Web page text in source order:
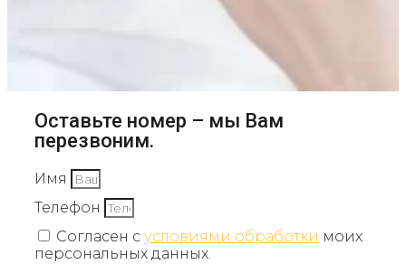
Оставьте номер – мы Вам
перезвоним.
Имя
Телефон
Согласен с условиями обработки моих
персональных данных.